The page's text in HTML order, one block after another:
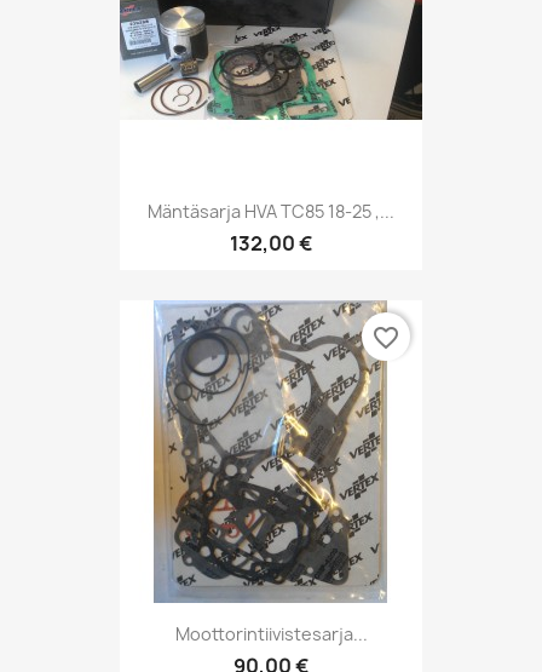
Mäntäsarja HVA TC85 18-25 ,...
132,00 €
Moottorintiivistesarja...
90,00 €
favorite_border